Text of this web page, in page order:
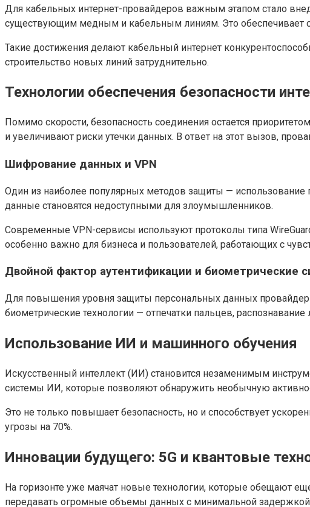
Для кабельных интернет-провайдеров важным этапом стало
существующим медным и кабельным линиям. Это обеспечивает
Такие достижения делают кабельный интернет
строительство новых линий затруднительно.
Технологии обеспечения безопасности
Помимо скорости, безопасность соединения остается
и увеличивают риски утечки данных. В ответ на этот вызов,
Шифрование данных и VPN
Один из наиболее популярных методов защиты — использование
данные становятся недоступными для злоумышленников.
Современные VPN-сервисы используют протоколы типа
особенно важно для бизнеса и пользователей, работающих с
Двойной фактор аутентификации и биометрические
Для повышения уровня защиты персональных данных
биометрические технологии — отпечатки пальцев,
Использование ИИ и машинного обучения
Искусственный интеллект (ИИ) становится незаменимым
системы ИИ, которые позволяют обнаружить необычную
Это не только повышает безопасность, но и способствует
угрозы на 70%.
Инновации будущего: 5G и квантовые
На горизонте уже маячат новые технологии, которые обещают
передавать огромные объемы данных с минимальной